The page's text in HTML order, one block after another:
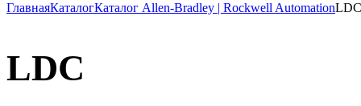
ГлавнаяКаталогКаталог Allen-Bradley | Rockwell AutomationLDC
LDC